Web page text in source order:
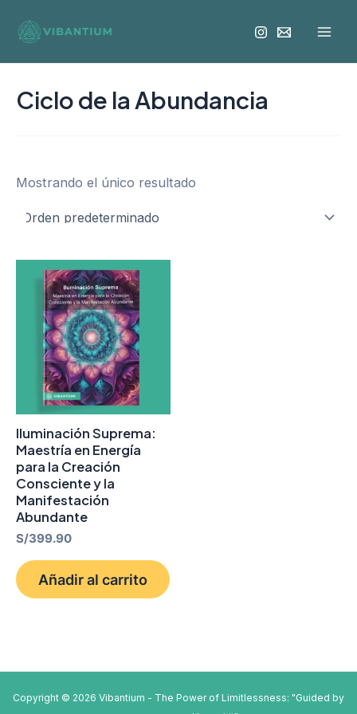
Ciclo de la Abundancia
Mostrando el único resultado
Iluminación Suprema:
Maestría en Energía
para la Creación
Consciente y la
Manifestación
Abundante
S/399.90
Añadir al carrito
Copyright © 2026 Vibantium - The Power of Limitlessness: "Guided by